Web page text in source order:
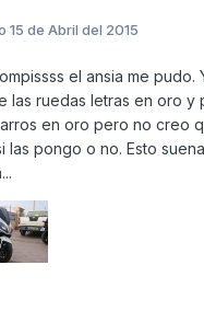
15 de Abril del 2015
el ansia me
las ruedas letras en oro y
en oro pero no creo
las pongo o no. Esto